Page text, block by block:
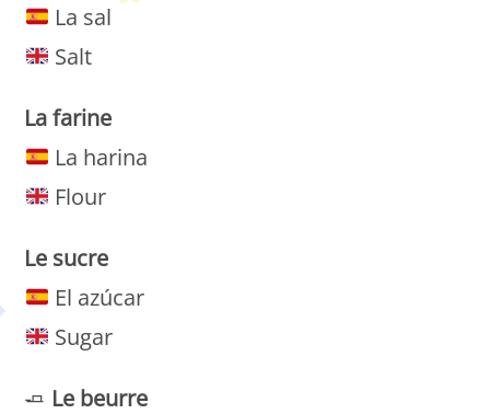
La sal
Salt
La farine
La harina
Flour
Le sucre
El azúcar
Sugar
🧈 Le beurre